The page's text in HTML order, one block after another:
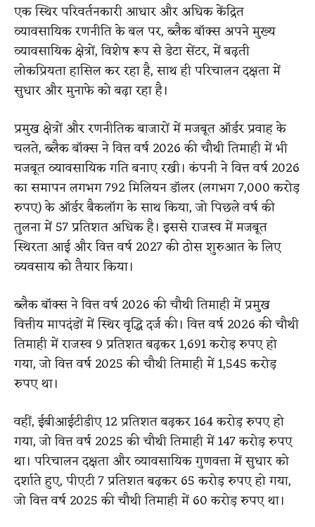
एक स्थिर परिवर्तनकारी आधार और अधिक केंद्रित
व्यावसायिक रणनीति के बल पर, ब्लैक बॉक्स अपने मुख्य
व्यावसायिक क्षेत्रों, विशेष रूप से डेटा सेंटर, में बढ़ती
लोकप्रियता हासिल कर रहा है, साथ ही परिचालन दक्षता में
सुधार और मुनाफे को बढ़ा रहा है।
प्रमुख क्षेत्रों और रणनीतिक बाजारों में मजबूत ऑर्डर प्रवाह के
चलते, ब्लैक बॉक्स ने वित्त वर्ष 2026 की चौथी तिमाही में भी
मजबूत व्यावसायिक गति बनाए रखी। कंपनी ने वित्त वर्ष 2026
का समापन लगभग 792 मिलियन डॉलर (लगभग 7,000 करोड़
रुपए) के ऑर्डर बैकलॉग के साथ किया, जो पिछले वर्ष की
तुलना में 57 प्रतिशत अधिक है। इससे राजस्व में मजबूत
स्थिरता आई और वित्त वर्ष 2027 की ठोस शुरुआत के लिए
व्यवसाय को तैयार किया।
ब्लैक बॉक्स ने वित्त वर्ष 2026 की चौथी तिमाही में प्रमुख
वित्तीय मापदंडों में स्थिर वृद्धि दर्ज की। वित्त वर्ष 2026 की चौथी
तिमाही में राजस्व 9 प्रतिशत बढ़कर 1,691 करोड़ रुपए हो
गया, जो वित्त वर्ष 2025 की चौथी तिमाही में 1,545 करोड़
रुपए था।
वहीं, ईबीआईटीडीए 12 प्रतिशत बढ़कर 164 करोड़ रुपए हो
गया, जो वित्त वर्ष 2025 की चौथी तिमाही में 147 करोड़ रुपए
था। परिचालन दक्षता और व्यावसायिक गुणवत्ता में सुधार को
दर्शाते हुए, पीएटी 7 प्रतिशत बढ़कर 65 करोड़ रुपए हो गया,
जो वित्त वर्ष 2025 की चौथी तिमाही में 60 करोड़ रुपए था।